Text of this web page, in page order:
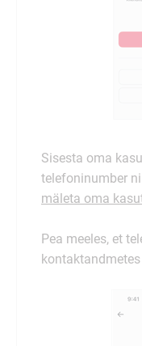
Sisesta oma
telefoninumber
mäleta oma
Pea meeles, et